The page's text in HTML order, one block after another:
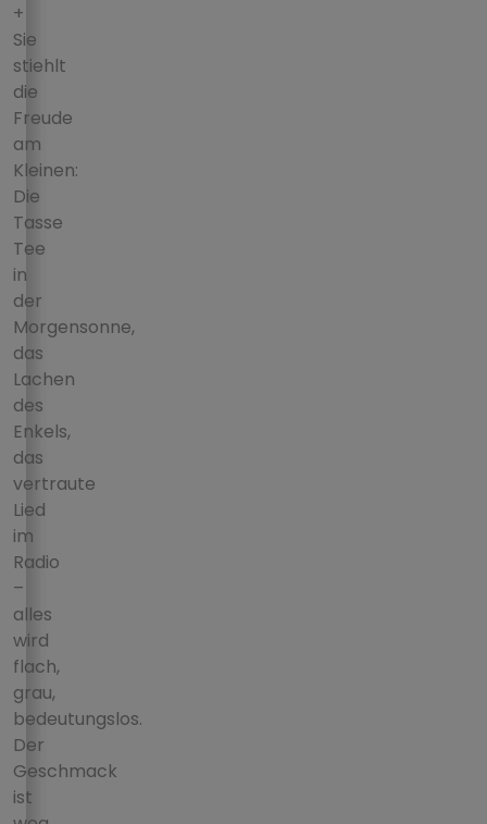
+
Sie
stiehlt
die
Freude
am
Kleinen:
Die
Tasse
Tee
in
der
Morgensonne,
das
Lachen
des
Enkels,
das
vertraute
Lied
im
Radio
–
alles
wird
flach,
grau,
bedeutungslos.
Der
Geschmack
ist